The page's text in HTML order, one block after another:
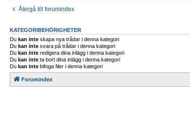
Återgå till forumindex
KATEGORIBEHÖRIGHETER
Du kan inte skapa nya trådar i denna kategori
Du kan inte svara på trådar i denna kategori
Du kan inte redigera dina inlägg i denna kategori
Du kan inte ta bort dina inlägg i denna kategori
Du kan inte bifoga filer i denna kategori
Forumindex